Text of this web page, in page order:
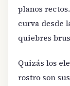
planos
curva desde
quiebres
Quizás los
rostro son sus